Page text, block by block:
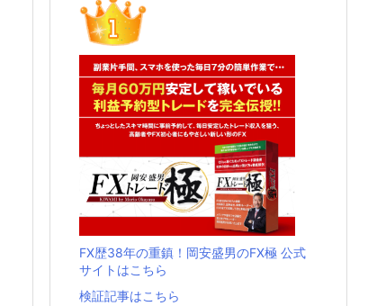
FX歴38年の重鎮！岡安盛男のFX極 公式
サイトはこちら
検証記事はこちら